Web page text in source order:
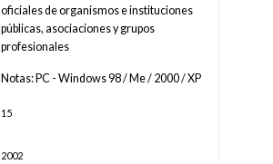
oficiales de organismos e instituciones
públicas, asociaciones y grupos
profesionales
Notas: PC - Windows 98 / Me / 2000 / XP
15
2002